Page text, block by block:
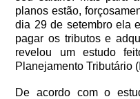
planos estão,
dia 29 de setembro ela
pagar os tributos e
revelou um estudo
Planejamento Tributário
De acordo com o